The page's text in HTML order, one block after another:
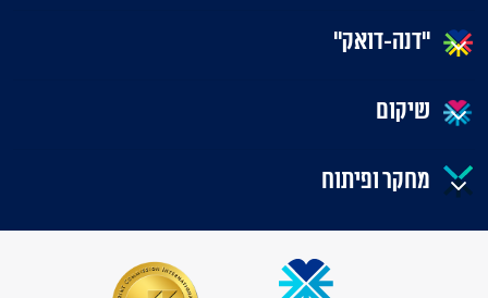
"דנה-דואק"
שיקום
מחקר ופיתוח